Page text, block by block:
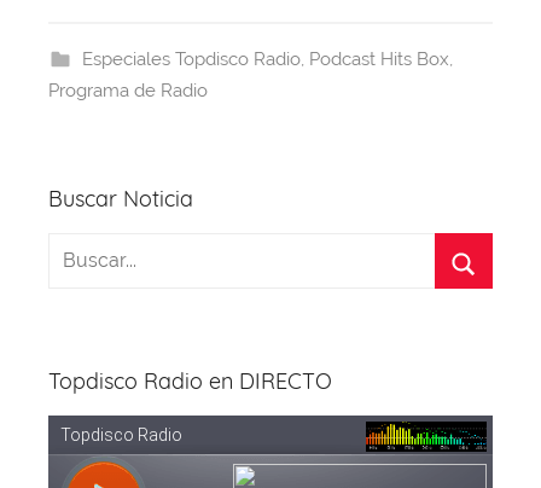
b
o
d
s
A
p
st a
Especiales Topdisco Radio, Podcast Hits Box,
Programa de Radio
Buscar Noticia
Topdisco Radio en DIRECTO